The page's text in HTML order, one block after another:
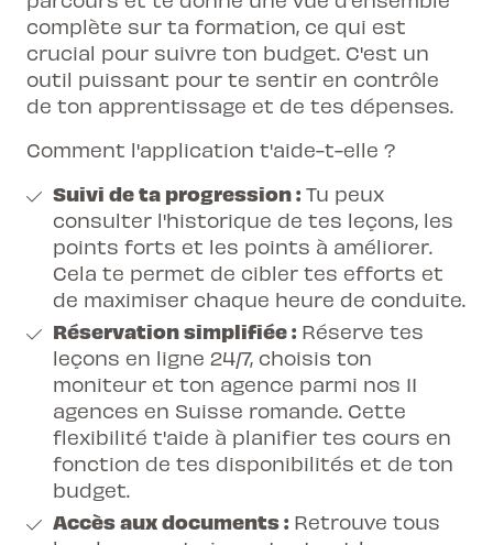
complète sur ta formation, ce qui est
crucial pour suivre ton budget. C'est un
outil puissant pour te sentir en contrôle
de ton apprentissage et de tes dépenses.
Comment l'application t'aide-t-elle ?
Suivi de ta progression : Tu peux
consulter l'historique de tes leçons, les
points forts et les points à améliorer.
Cela te permet de cibler tes efforts et
de maximiser chaque heure de conduite.
Réservation simplifiée : Réserve tes
leçons en ligne 24/7, choisis ton
moniteur et ton agence parmi nos 11
agences en Suisse romande. Cette
flexibilité t'aide à planifier tes cours en
fonction de tes disponibilités et de ton
budget.
Accès aux documents : Retrouve tous